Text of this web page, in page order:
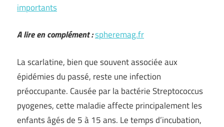
importants
A lire en complément :spheremag.fr
La scarlatine, bien que souvent associée aux
épidémies du passé, reste une infection
préoccupante. Causée par la bactérie Streptococcus
pyogenes, cette maladie affecte principalement les
enfants âgés de 5 à 15 ans. Le temps d’incubation,